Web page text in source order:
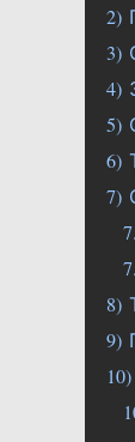
2)
3)
4)
5)
6)
7)
8)
9)
10)